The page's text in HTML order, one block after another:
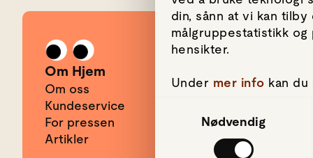
din, sånn at vi kan
målgruppestatistikk
hensikter.
Under mer info kan
om informasjonskapsler.
Vi bruker
Nødvendig
Gå til forsiden
Om Hjem
Om oss
Kundeservice
For pressen
Artikler